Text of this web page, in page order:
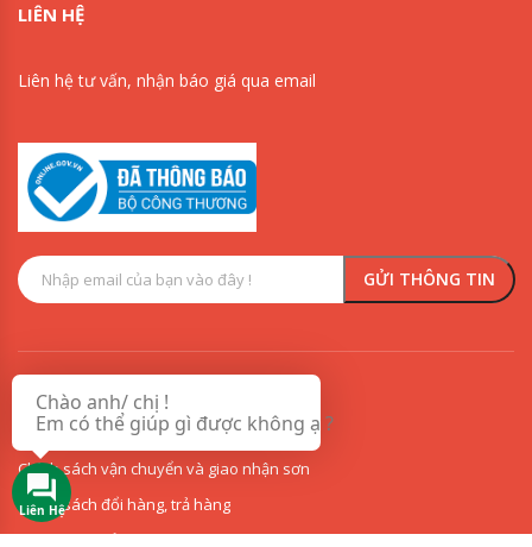
LIÊN HỆ
Liên hệ tư vấn, nhận báo giá qua email
VỀ CHÚNG TÔI
Chính sách vận chuyển và giao nhận sơn
Chính sách đổi hàng, trả hàng
Chính sách bảo mật thông tin
0918342277
Liên Hệ
Chào anh/ chị !
Em có thể giúp gì được không ạ ?